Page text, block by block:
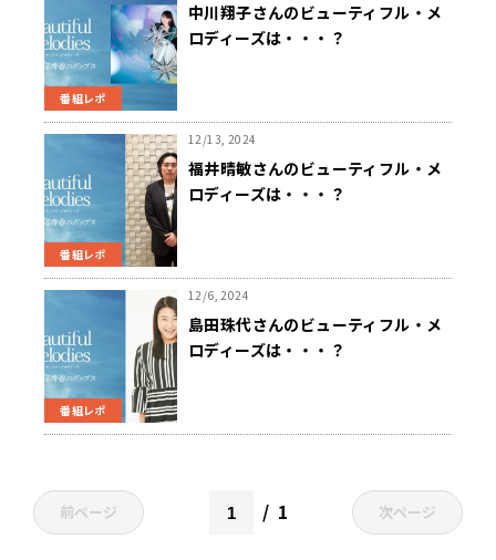
番組レポ
中川翔子さんのビューティフル・メ
ロディーズは・・・？
番組レポ
12/13, 2024
福井晴敏さんのビューティフル・メ
ロディーズは・・・？
番組レポ
12/6, 2024
島田珠代さんのビューティフル・メ
ロディーズは・・・？
前ページ 1 次ページ